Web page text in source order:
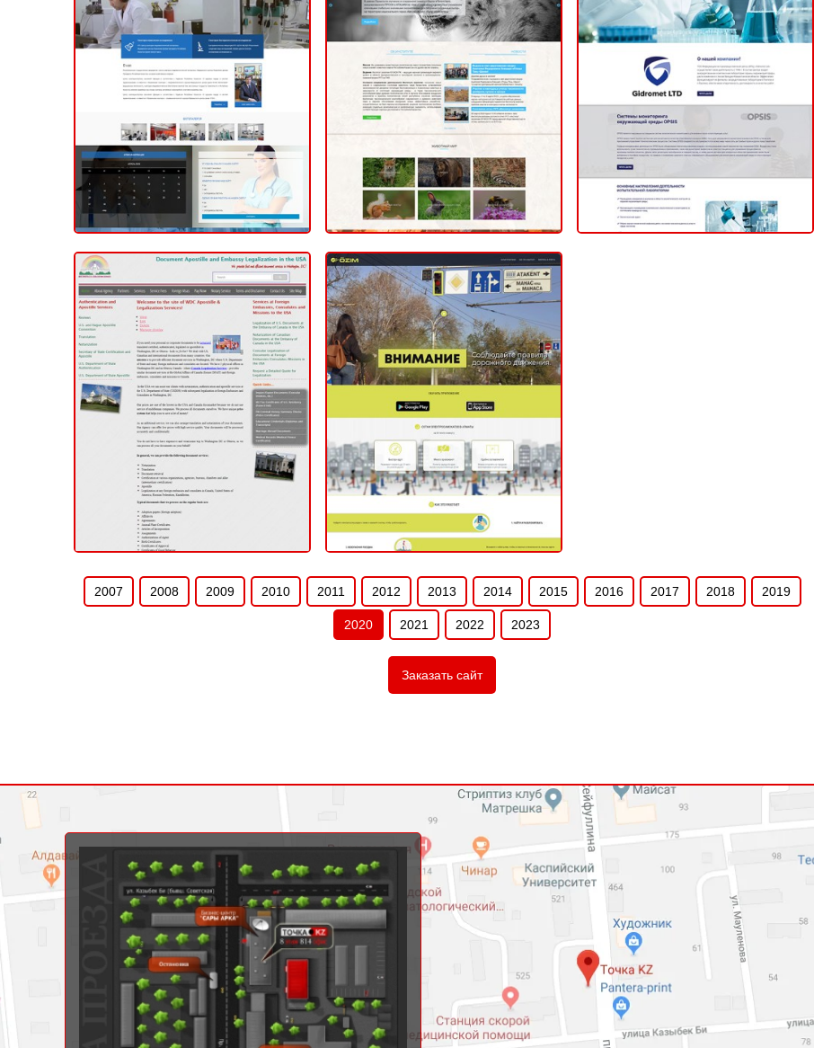
2007 2008 2009 2010 2011 2012 2013 2014 2015 2016 2017 2018 2019
2020 2021 2022 2023
Центр санитарно-
эпидемиологической
экспертизы
КОРПОРАТИВНЫЙ (САЙТ КОМПАНИИ)
2020
Институт зоологии
КОРПОРАТИВНЫЙ (САЙТ КОМПАНИИ)
2020
Gidromet Ltd
КОРПОРАТИВНЫЙ (САЙТ КОМПАНИИ)
Apostille
КОРПОРАТИВНЫЙ (САЙТ КОМПАНИИ)
2020
Аренда самокатов
КОРПОРАТИВНЫЙ (САЙТ КОМПАНИИ)
2020
Заказать сайт